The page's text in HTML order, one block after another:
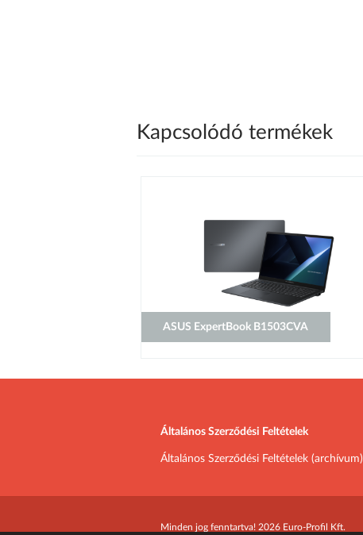
Kapcsolódó termékek
ASUS ExpertBook B1503CVA
Általános Szerződési Feltételek
Általános Szerződési Feltételek (archívum)
Minden jog fenntartva! 2026 Euro-Profil Kft.